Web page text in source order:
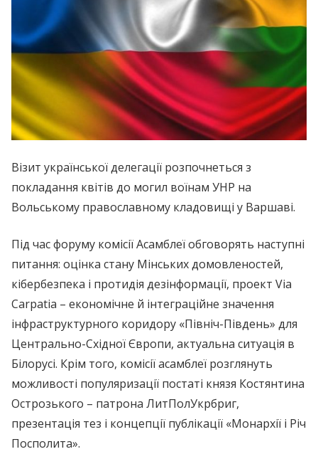
Візит української делегації розпочнеться з
покладання квітів до могил воїнам УНР на
Вольському православному кладовищі у Варшаві.
Під час форуму комісії Асамблеї обговорять наступні
питання: оцінка стану Мінських домовленостей,
кібербезпека і протидія дезінформації, проект Via
Carpatia – економічне й інтеграційне значення
інфраструктурного коридору «Північ-Південь» для
Центрально-Східної Європи, актуальна ситуація в
Білорусі. Крім того, комісії асамблеї розглянуть
можливості популяризації постаті князя Костянтина
Острозького – патрона ЛитПолУкрбриг,
презентація тез і концепції публікації «Монархії і Річ
Посполита».